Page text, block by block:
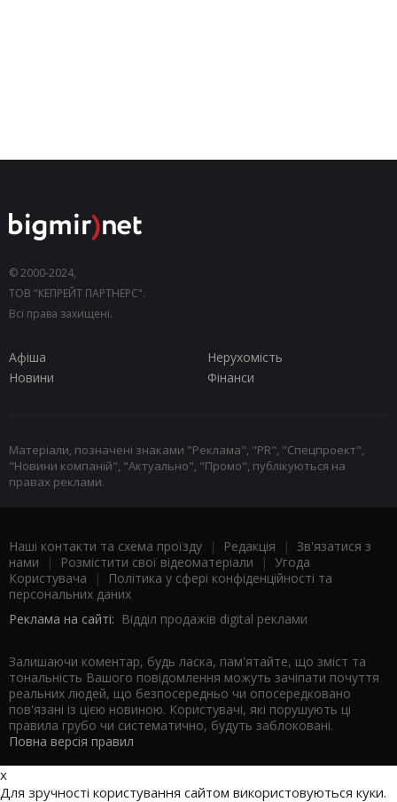
© 2000-2024,
ТОВ "КЕПРЕЙТ ПАРТНЕРС".
Всі права захищені.
Афіша
Нерухомість
Новини
Фінанси
Матеріали, позначені знаками "Реклама", "PR", "Спецпроект",
"Новини компаній", "Актуально", "Промо", публікуються на
правах реклами.
Наші контакти та схема проїзду | Редакція | Зв'язатися з
нами | Розмістити свої відеоматеріали | Угода
Користувача |
Політика у сфері конфіденційності та
персональних даних
Реклама на сайті: Відділ продажів digital реклами
Залишаючи коментар, будь ласка, пам'ятайте, що зміст та
тональність Вашого повідомлення можуть зачіпати почуття
реальних людей, що безпосередньо чи опосередковано
пов'язані із цією новиною. Користувачі, які порушують ці
правила грубо чи систематично, будуть заблоковані.
Повна версія правил
x
Для зручності користування сайтом використовуються куки.